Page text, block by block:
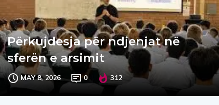
Përkujdesja për ndjenjat në
sferën e arsimit
MAY 8, 2026 0 312